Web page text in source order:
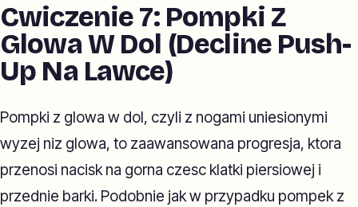
Cwiczenie 7: Pompki Z
Glowa W Dol (Decline Push-
Up Na Lawce)
Pompki z glowa w dol, czyli z nogami uniesionymi
wyzej niz glowa, to zaawansowana progresja, ktora
przenosi nacisk na gorna czesc klatki piersiowej i
przednie barki. Podobnie jak w przypadku pompek z